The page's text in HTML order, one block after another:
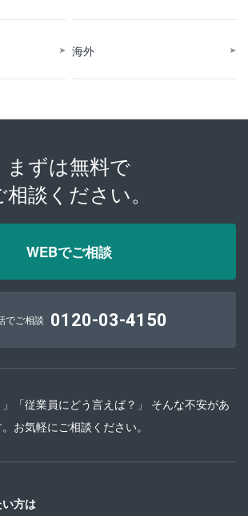
海外
まずは無料で
相談ください。
WEBでご相談
でご相談 0120-03-4150
」「従業員にどう言えば？」 そんな不安があ
お気軽にご相談ください。
方は